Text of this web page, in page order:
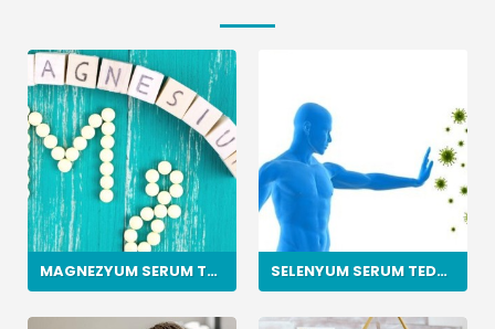
MAGNEZYUM SERUM TEDAVI SELENYUM SERUM TEDAVI